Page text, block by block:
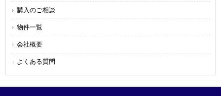
購入のご相談
物件一覧
会社概要
よくある質問